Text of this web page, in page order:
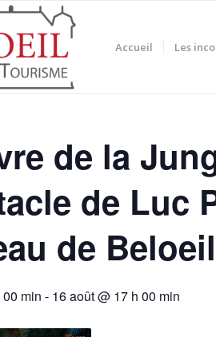
Accueil Les
de la
de Luc
de Beloeil
min - 16 août @ 17 h 00 min